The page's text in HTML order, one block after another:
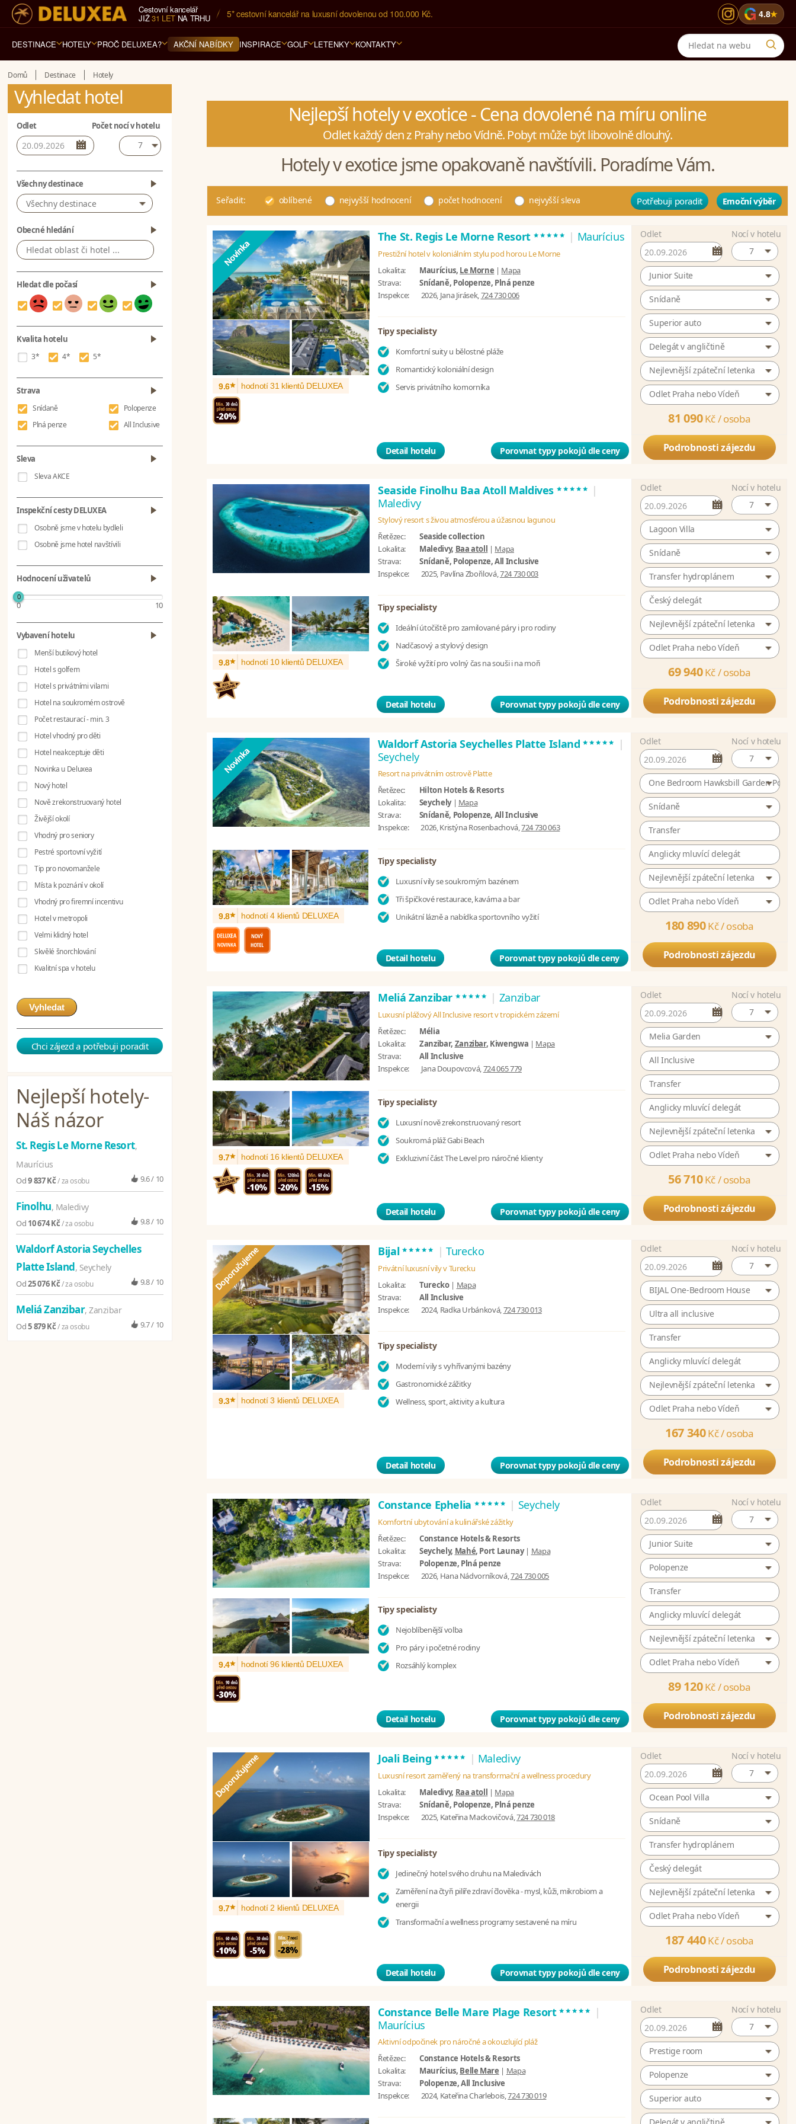
Cestovní kancelář
JIŽ31 LETNA TRHU 5* cestovní kancelář na luxusní dovolenou od 100.000 Kč. G 4.8★
DESTINACE HOTELY PROČ DELUXEA? AKČNÍ NABÍDKY INSPIRACE GOLF LETENKY KONTAKTY
Domů Destinace Hotely
Vyhledat hotel
Odlet Počet nocí v hotelu
7
Všechny destinace
Všechny destinace
Obecné hledání
Hledat dle počasí
Kvalita hotelu
3* 4* 5*
Strava
Snídaně
Plná penze
Polopenze
All Inclusive
Sleva
Sleva AKCE
Inspekční cesty DELUXEA
Osobně jsme v hotelu bydleli
Osobně jsme hotel navštívili
Hodnocení uživatelů
0
0 10
Vybavení hotelu
Menší butikový hotel
Hotel s golfem
Hotel s privátními vilami
Hotel na soukromém ostrově
Počet restaurací - min. 3
Hotel vhodný pro děti
Hotel neakceptuje děti
Novinka u Deluxea
Nový hotel
Nově zrekonstruovaný hotel
Živější okolí
Vhodný pro seniory
Pestré sportovní vyžití
Tip pro novomanžele
Místa k poznání v okolí
Vhodný pro firemní incentivu
Hotel v metropoli
Velmi klidný hotel
Skvělé šnorchlování
Kvalitní spa v hotelu
Vyhledat
Chci zájezd a potřebuji poradit
Nejlepší hotely-
Náš názor
St. Regis Le Morne Resort,
Maurícius
Od9 837 Kč/ za osobu 9.6 / 10
Finolhu, Maledivy
Od 10 674 Kč/ za osobu 9.8 / 10
Waldorf Astoria Seychelles
Platte Island, Seychely
Od25 076 Kč/ za osobu 9.8 / 10
Meliá Zanzibar, Zanzibar
Od5 879 Kč/ za osobu 9.7 / 10
Nejlepší hotely v exotice - Cena dovolené na míru online
Odlet každý den z Prahy nebo Vídně. Pobyt může být libovolně dlouhý.
Hotely v exotice jsme opakovaně navštívili. Poradíme Vám.
Seřadit: oblíbené nejvyšší hodnocení počet hodnocení nejvyšší sleva Potřebuji poradit Emoční výběr
The St. Regis Le Morne Resort ***** | Maurícius
Prestižní hotel v koloniálním stylu pod horou Le Morne
Lokalita:
Maurícius, Le Morne | Mapa
Strava:
Snídaně, Polopenze, Plná penze
Inspekce:
2026, Jana Jirásek,724 730 006
9.6* hodnotí 31 klientů DELUXEA
Tipy specialisty
Komfortní suity u bělostné pláže
Romantický koloniální design
Servis privátního komorníka
Detail hotelu Porovnat typy pokojů dle ceny
Odlet
Nocí v hotelu
7
Junior Suite
Snídaně
Superior auto
Delegát v angličtině
Nejlevnější zpáteční letenka
Odlet Praha nebo Vídeň
81 090 Kč /osoba
Podrobnosti zájezdu
Seaside Finolhu Baa Atoll Maldives ***** |
Maledivy
Stylový resort s živou atmosférou a úžasnou lagunou
Řetězec:
Seaside collection
Lokalita:
Maledivy, Baa atoll | Mapa
Strava:
Snídaně, Polopenze, All Inclusive
Inspekce:
2025, Pavlína Zbořilová,724 730 003
9.8* hodnotí 10 klientů DELUXEA
Tipy specialisty
Ideální útočiště pro zamilované páry i pro rodiny
Nadčasový a stylový design
Široké vyžití pro volný čas na souši i na moři
Detail hotelu Porovnat typy pokojů dle ceny
Odlet
Nocí v hotelu
7
Lagoon Villa
Snídaně
Transfer hydroplánem
Český delegát
Nejlevnější zpáteční letenka
Odlet Praha nebo Vídeň
69 940 Kč /osoba
Podrobnosti zájezdu
Waldorf Astoria Seychelles Platte Island***** |
Seychely
Resort na privátním ostrově Platte
Řetězec:
Hilton Hotels & Resorts
Lokalita:
Seychely| Mapa
Strava:
Snídaně, Polopenze, All Inclusive
Inspekce:
2026, Kristýna Rosenbachová,724 730 063
9.8* hodnotí 4 klientů DELUXEA
Tipy specialisty
Luxusní vily se soukromým bazénem
Tři špičkové restaurace, kavárna a bar
Unikátní lázně a nabídka sportovního vyžití
Detail hotelu Porovnat typy pokojů dle ceny
Odlet
Nocí v hotelu
7
One Bedroom Hawksbill Garden Pool
Snídaně
Transfer
Anglicky mluvící delegát
Nejlevnější zpáteční letenka
Odlet Praha nebo Vídeň
180 890Kč /osoba
Podrobnosti zájezdu
Meliá Zanzibar ***** | Zanzibar
Luxusní plážový All Inclusive resort v tropickém zázemí
Řetězec:
Mélia
Lokalita:
Zanzibar, Zanzibar, Kiwengwa | Mapa
Strava:
All Inclusive
Inspekce:
Jana Doupovcová,724 065 779
9.7* hodnotí 16 klientů DELUXEA
Tipy specialisty
Luxusní nově zrekonstruovaný resort
Soukromá pláž Gabi Beach
Exkluzivní část The Level pro náročné klienty
Detail hotelu Porovnat typy pokojů dle ceny
Odlet
Nocí v hotelu
7
Melia Garden
All Inclusive
Transfer
Anglicky mluvící delegát
Nejlevnější zpáteční letenka
Odlet Praha nebo Vídeň
56 710 Kč /osoba
Podrobnosti zájezdu
Bijal***** | Turecko
Privátní luxusní vily v Turecku
Lokalita:
Turecko| Mapa
Strava:
All Inclusive
Inspekce:
2024, Radka Urbánková,724 730 013
9.3* hodnotí 3 klientů DELUXEA
Tipy specialisty
Moderní vily s vyhřívanými bazény
Gastronomické zážitky
Wellness, sport, aktivity a kultura
Detail hotelu Porovnat typy pokojů dle ceny
Odlet
Nocí v hotelu
7
BIJAL One-Bedroom House
Ultra all inclusive
Transfer
Anglicky mluvící delegát
Nejlevnější zpáteční letenka
Odlet Praha nebo Vídeň
167 340Kč /osoba
Podrobnosti zájezdu
Constance Ephelia ***** | Seychely
Komfortní ubytování a kulinářské zážitky
Řetězec:
Constance Hotels & Resorts
Lokalita:
Seychely, Mahé, Port Launay| Mapa
Strava:
Polopenze, Plná penze
Inspekce:
2026, Hana Nádvorníková,724 730 005
9.4* hodnotí 96 klientů DELUXEA
Tipy specialisty
Nejoblíbenější volba
Pro páry i početné rodiny
Rozsáhlý komplex
Detail hotelu Porovnat typy pokojů dle ceny
Odlet
Nocí v hotelu
7
Junior Suite
Polopenze
Transfer
Anglicky mluvící delegát
Nejlevnější zpáteční letenka
Odlet Praha nebo Vídeň
89 120 Kč /osoba
Podrobnosti zájezdu
Joali Being ***** | Maledivy
Luxusní resort zaměřený na transformační a wellness procedury
Lokalita:
Maledivy, Raa atoll | Mapa
Strava:
Snídaně, Polopenze, Plná penze
Inspekce:
2025, Kateřina Mackovičová,724 730 018
9.7* hodnotí 2 klientů DELUXEA
Tipy specialisty
Jedinečný hotel svého druhu na Maledivách
Zaměření na čtyři pilíře zdraví člověka - mysl, kůži, mikrobiom a
energii
Transformační a wellness programy sestavené na míru
Detail hotelu Porovnat typy pokojů dle ceny
Odlet
Nocí v hotelu
7
Ocean Pool Villa
Snídaně
Transfer hydroplánem
Český delegát
Nejlevnější zpáteční letenka
Odlet Praha nebo Vídeň
187 440Kč /osoba
Podrobnosti zájezdu
Constance Belle Mare Plage Resort***** |
Maurícius
Aktivní odpočinek pro náročné a okouzlující pláž
Řetězec:
Constance Hotels & Resorts
Lokalita:
Maurícius, Belle Mare | Mapa
Strava:
Polopenze, All Inclusive
Inspekce:
2024, Kateřina Charlebois,724 730 019
Odlet
Nocí v hotelu
7
Prestige room
Polopenze
Superior auto